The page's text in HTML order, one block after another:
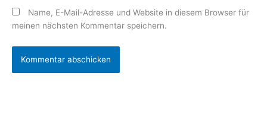
Name, E-Mail-Adresse und Website in diesem Browser für
meinen nächsten Kommentar speichern.